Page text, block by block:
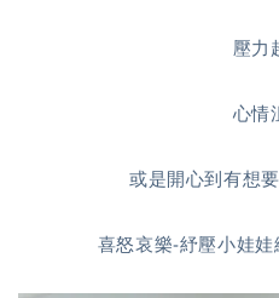
壓力
心情
或是開心到有想
喜怒哀樂-紓壓小娃娃